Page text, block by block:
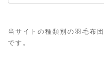
当サイトの種類別の羽毛布
です。